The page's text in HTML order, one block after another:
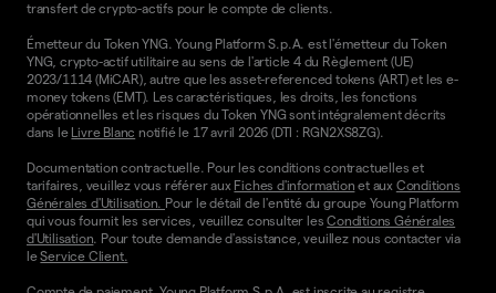
transfert de crypto-actifs pour le compte de clients.
Émetteur du Token YNG. Young Platform S.p.A. est l'émetteur du Token
YNG, crypto-actif utilitaire au sens de l'article 4 du Règlement (UE)
2023/1114 (MiCAR), autre que les asset-referenced tokens (ART) et les e-
money tokens (EMT). Les caractéristiques, les droits, les fonctions
opérationnelles et les risques du Token YNG sont intégralement décrits
dans le Livre Blanc notifié le 17 avril 2026 (DTI : RGN2XS8ZG).
Documentation contractuelle. Pour les conditions contractuelles et
tarifaires, veuillez vous référer aux Fiches d'information et aux Conditions
Générales d'Utilisation. Pour le détail de l'entité du groupe Young Platform
qui vous fournit les services, veuillez consulter lesConditions Générales
d'Utilisation. Pour toute demande d'assistance, veuillez nous contacter via
leService Client.